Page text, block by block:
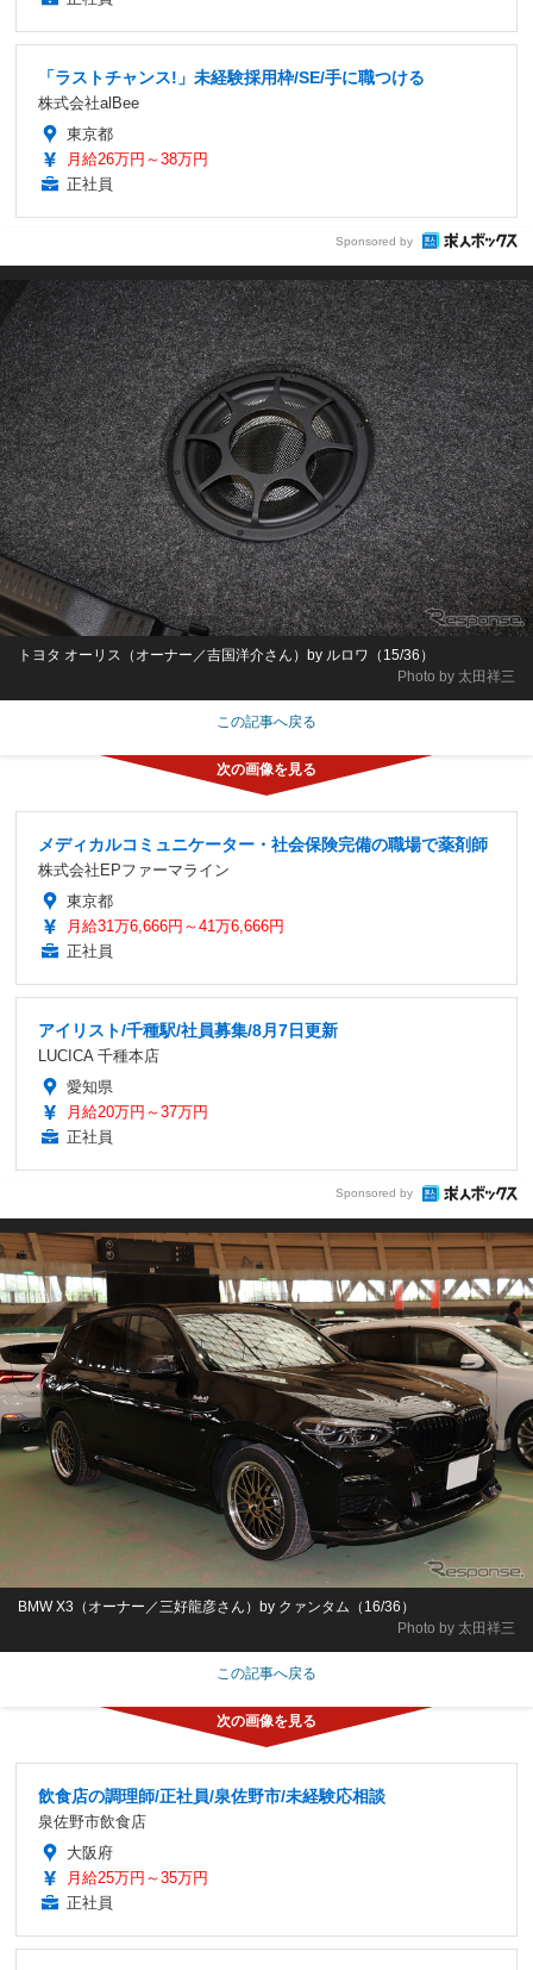
「ラストチャンス!」未経験採用枠/SE/手に職つける
株式会社alBee
東京都
月給26万円～38万円
正社員
Sponsored by
Photo by 太田祥三
トヨタ オーリス（オーナー／吉国洋介さん）by ルロワ（15/36）
この記事へ戻る
メディカルコミュニケーター・社会保険完備の職場で薬剤師
株式会社EPファーマライン
東京都
月給31万6,666円～41万6,666円
正社員
アイリスト/千種駅/社員募集/8月7日更新
LUCICA 千種本店
愛知県
月給20万円～37万円
正社員
Sponsored by
Photo by 太田祥三
BMW X3（オーナー／三好龍彦さん）by クァンタム（16/36）
この記事へ戻る
飲食店の調理師/正社員/泉佐野市/未経験応相談
泉佐野市飲食店
大阪府
月給25万円～35万円
正社員